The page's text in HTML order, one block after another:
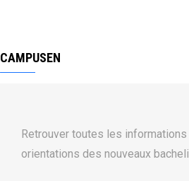
CAMPUSEN
Retrouver toutes les
orientations des nouveaux